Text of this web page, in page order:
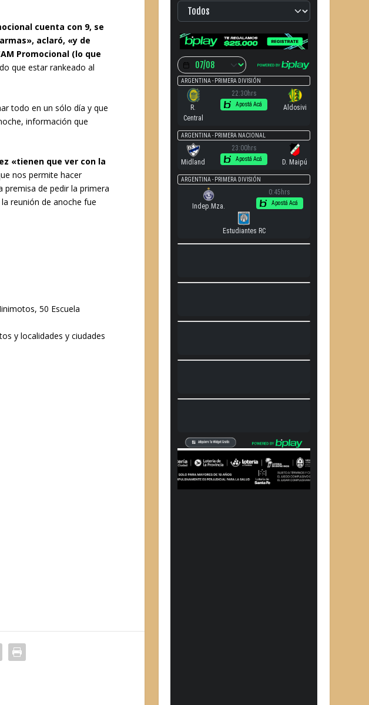
cuenta con 9, se
aclaró, «y de
Promocional (lo que
que estar rankeado al
todo en un sólo día y que
información que
«tienen que ver con la
nos permite hacer
premisa de pedir la primera
reunión de anoche fue
50 Escuela
y localidades y ciudades